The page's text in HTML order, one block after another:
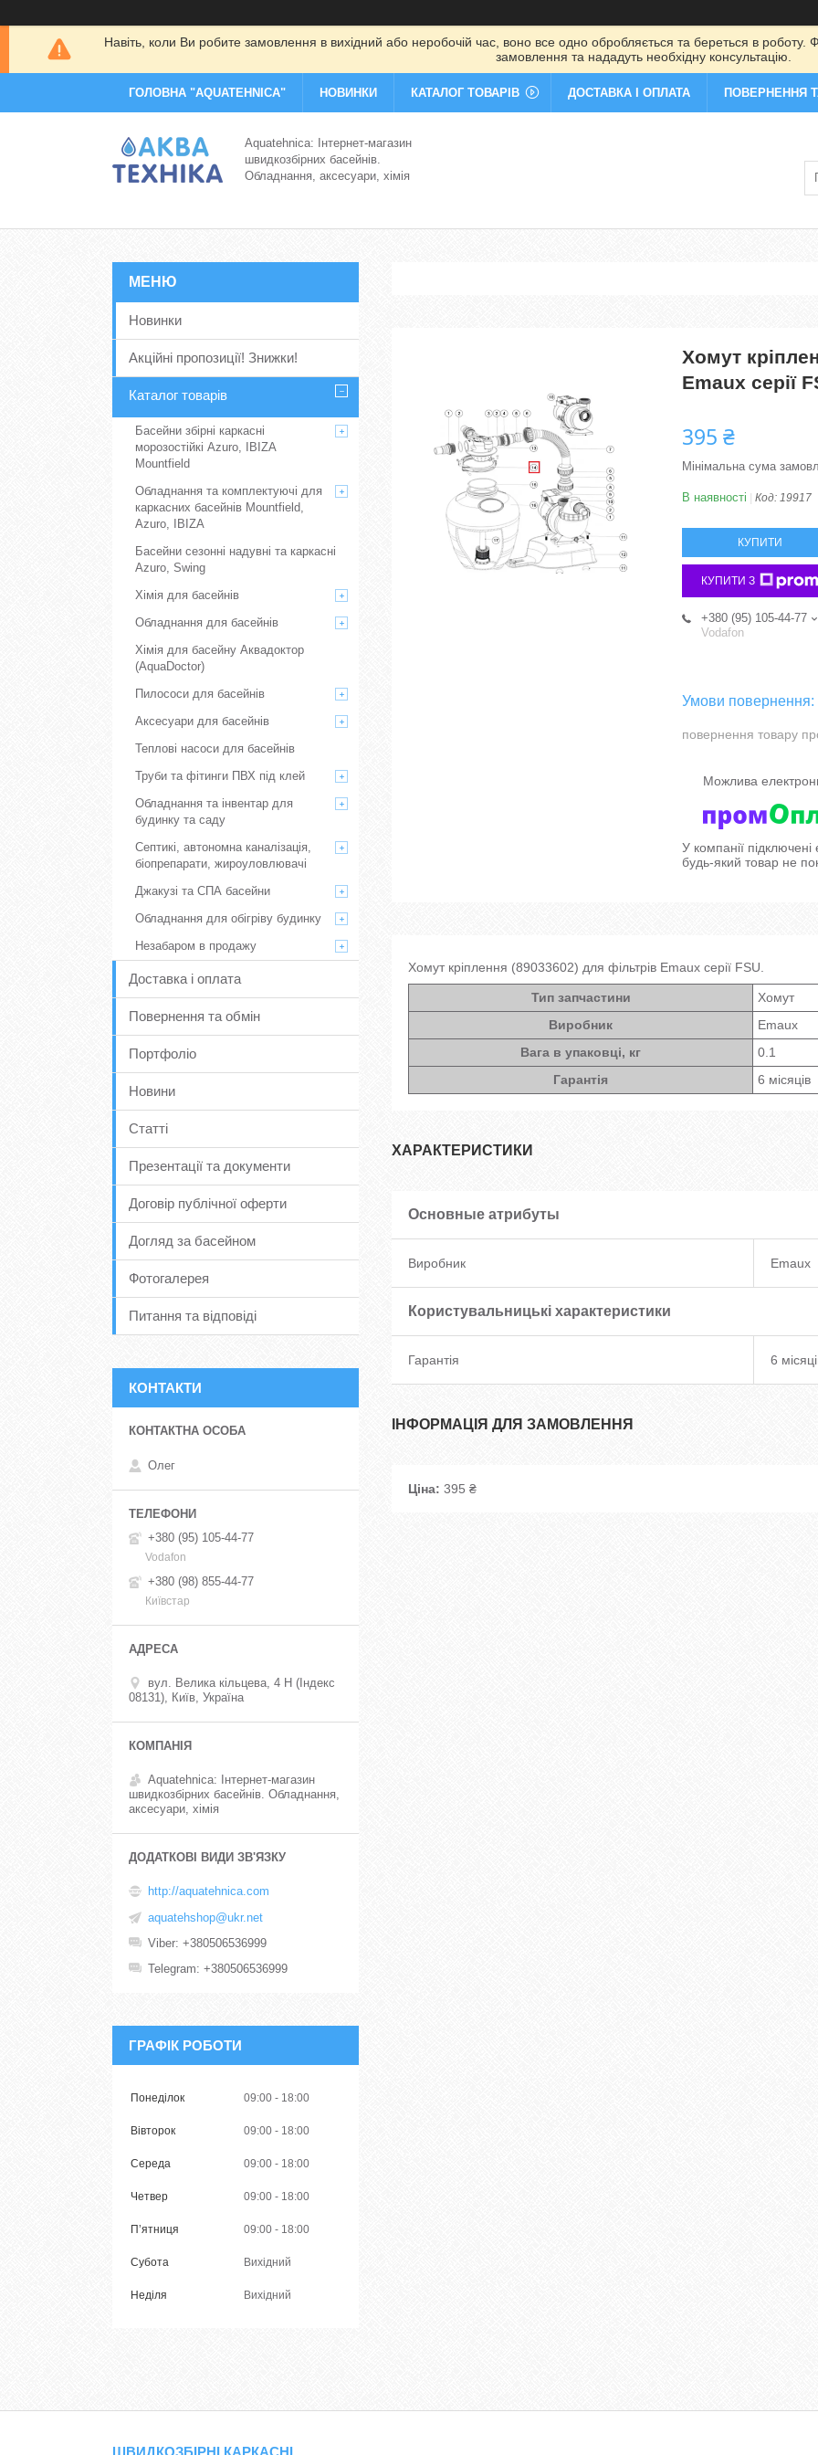
Навіть, коли Ви робите замовлення в вихідний або неробочій час, воно все одно обробляється та береться в роботу.
замовлення та нададуть необхідну консультацію.
ГОЛОВНА "AQUATEHNICA" НОВИНКИ КАТАЛОГ ТОВАРІВ ДОСТАВКА І ОПЛАТА ПОВЕРНЕННЯ
Aquatehnica: Інтернет-магазин
швидкозбірних басейнів.
Обладнання, аксесуари, хімія
Хомут
Emaux серії
395 ₴
Мінімальна сума
В наявності Код: 19917
КУПИТИ
КУПИТИ З
+380 (95) 105-44-77
Vodafon
повернення товару
У компанії
будь-який товар не
Хомут кріплення (89033602) для фільтрів Emaux серії FSU.
Тип запчастини
Хомут
Виробник
Emaux
Вага в упаковці, кг
0.1
Гарантія
6 місяців
ХАРАКТЕРИСТИКИ
Основные атрибуты
Виробник Emaux
Користувальницькі характеристики
Гарантія 6
ІНФОРМАЦІЯ ДЛЯ ЗАМОВЛЕННЯ
Ціна: 395 ₴
Новинки
Акційні пропозиції! Знижки!
Каталог товарів
Басейни збірні каркасні
морозостійкі Azuro, IBIZA
Mountfield
Обладнання та комплектуючі для
каркасних басейнів Mountfield,
Azuro, IBIZA
Басейни сезонні надувні та каркасні
Azuro, Swing
Хімія для басейнів
Обладнання для басейнів
Хімія для басейну Аквадоктор
(AquaDoctor)
Пилососи для басейнів
Аксесуари для басейнів
Теплові насоси для басейнів
Труби та фітинги ПВХ під клей
Обладнання та інвентар для
будинку та саду
Септикі, автономна каналізація,
біопрепарати, жироуловлювачі
Джакузі та СПА басейни
Обладнання для обігріву будинку
Незабаром в продажу
Доставка і оплата
Повернення та обмін
Портфоліо
Новини
Статті
Презентації та документи
Договір публічної оферти
Догляд за басейном
Фотогалерея
Питання та відповіді
КОНТАКТИ
Олег
+380 (95) 105-44-77
Vodafon
+380 (98) 855-44-77
Київстар
вул. Велика кільцева, 4 Н (Індекс
08131), Київ, Україна
Aquatehnica: Інтернет-магазин
швидкозбірних басейнів. Обладнання,
аксесуари, хімія
http://aquatehnica.com
aquatehshop@ukr.net
Viber +380506536999
Telegram +380506536999
ГРАФІК РОБОТИ
Понеділок 09:00 18:00
Вівторок 09:00 18:00
Середа 09:00 18:00
Четвер 09:00 18:00
Пʼятниця 09:00 18:00
Субота Вихідний
Неділя Вихідний
ШВИДКОЗБІРНІ КАРКАСНІ